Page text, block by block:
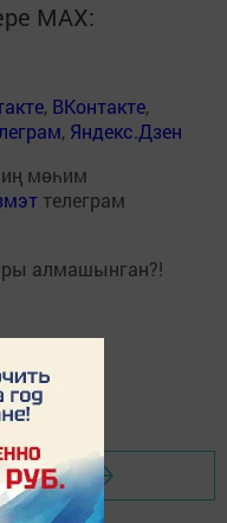
MАХ:
, ВКонтакте,
, Яндекс.Дзен
мөһим
телеграм